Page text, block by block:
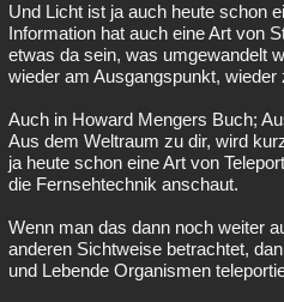
Und Licht ist ja auch heute schon
Information hat auch eine Art von
etwas da sein, was umgewandelt
wieder am Ausgangspunkt,
Auch in Howard Mengers Buch;
Aus dem Weltraum zu dir, wird
ja heute schon eine Art von
die Fernsehtechnik anschaut.
Wenn man das dann noch weiter
anderen Sichtweise betrachtet,
und Lebende Organismen